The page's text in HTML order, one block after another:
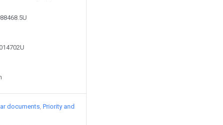
documents Priority and